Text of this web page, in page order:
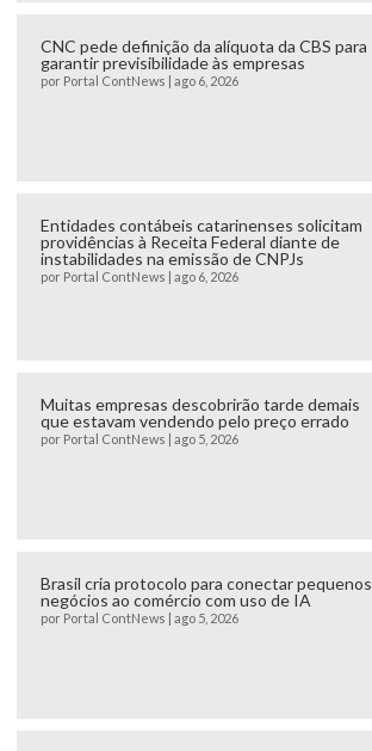
CNC pede definição da alíquota da CBS para
garantir previsibilidade às empresas
por Portal ContNews ago 6, 2026
Entidades contábeis catarinenses solicitam
providências à Receita Federal diante de
instabilidades na emissão de CNPJs
por Portal ContNews ago 6, 2026
Muitas empresas descobrirão tarde demais
que estavam vendendo pelo preço errado
por Portal ContNews ago 5, 2026
Brasil cria protocolo para conectar pequenos
negócios ao comércio com uso de IA
por Portal ContNews ago 5, 2026